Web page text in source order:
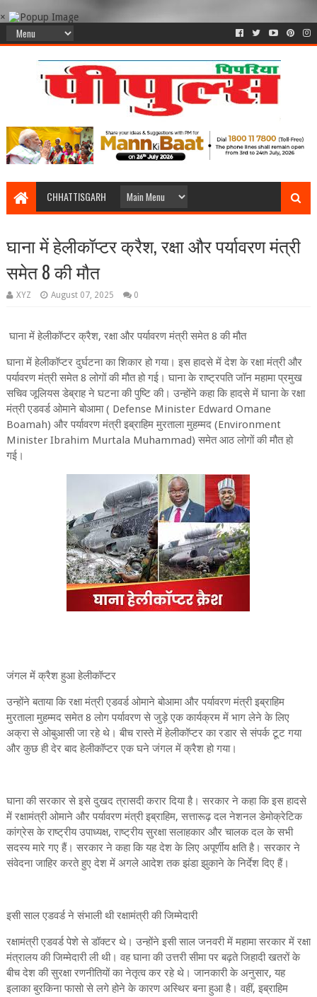
×
CHHATTISGARH
घाना में हेलीकॉप्टर क्रैश, रक्षा और पर्यावरण मंत्री
समेत 8 की मौत
XYZ August 07, 2025 0
घाना में हेलीकॉप्टर क्रैश, रक्षा और पर्यावरण मंत्री समेत 8 की मौत
घाना में हेलीकॉप्टर दुर्घटना का शिकार हो गया। इस हादसे में देश के रक्षा मंत्री और
पर्यावरण मंत्री समेत 8 लोगों की मौत हो गई। घाना के राष्ट्रपति जॉन महामा प्रमुख
सचिव जूलियस डेब्राह ने घटना की पुष्टि की। उन्होंने कहा कि हादसे में घाना के रक्षा
मंत्री एडवर्ड ओमाने बोआमा ( Defense Minister Edward Omane
Boamah) और पर्यावरण मंत्री इब्राहिम मुरताला मुहम्मद (Environment
Minister Ibrahim Murtala Muhammad) समेत आठ लोगों की मौत हो
गई।
जंगल में क्रैश हुआ हेलीकॉप्टर
उन्होंने बताया कि रक्षा मंत्री एडवर्ड ओमाने बोआमा और पर्यावरण मंत्री इब्राहिम
मुरताला मुहम्मद समेत 8 लोग पर्यावरण से जुड़े एक कार्यक्रम में भाग लेने के लिए
अक्रा से ओबुआसी जा रहे थे। बीच रास्ते में हेलीकॉप्टर का रडार से संपर्क टूट गया
और कुछ ही देर बाद हेलीकॉप्टर एक घने जंगल में क्रैश हो गया।
घाना की सरकार से इसे दुखद त्रासदी करार दिया है। सरकार ने कहा कि इस हादसे
में रक्षामंत्री ओमाने और पर्यावरण मंत्री इब्राहिम, सत्तारूढ़ दल नेशनल डेमोक्रेटिक
कांग्रेस के राष्ट्रीय उपाध्यक्ष, राष्ट्रीय सुरक्षा सलाहकार और चालक दल के सभी
सदस्य मारे गए हैं। सरकार ने कहा कि यह देश के लिए अपूर्णीय क्षति है। सरकार ने
संवेदना जाहिर करते हुए देश में अगले आदेश तक झंडा झुकाने के निर्देश दिए हैं।
इसी साल एडवर्ड ने संभाली थी रक्षामंत्री की जिम्मेदारी
रक्षामंत्री एडवर्ड पेशे से डॉक्टर थे। उन्होंने इसी साल जनवरी में महामा सरकार में रक्षा
मंत्रालय की जिम्मेदारी ली थी। वह घाना की उत्तरी सीमा पर बढ़ते जिहादी खतरों के
बीच देश की सुरक्षा रणनीतियों का नेतृत्व कर रहे थे। जानकारी के अनुसार, यह
इलाका बुरकिना फासो से लगे होने के कारण अस्थिर बना हुआ है। वहीं, इब्राहिम